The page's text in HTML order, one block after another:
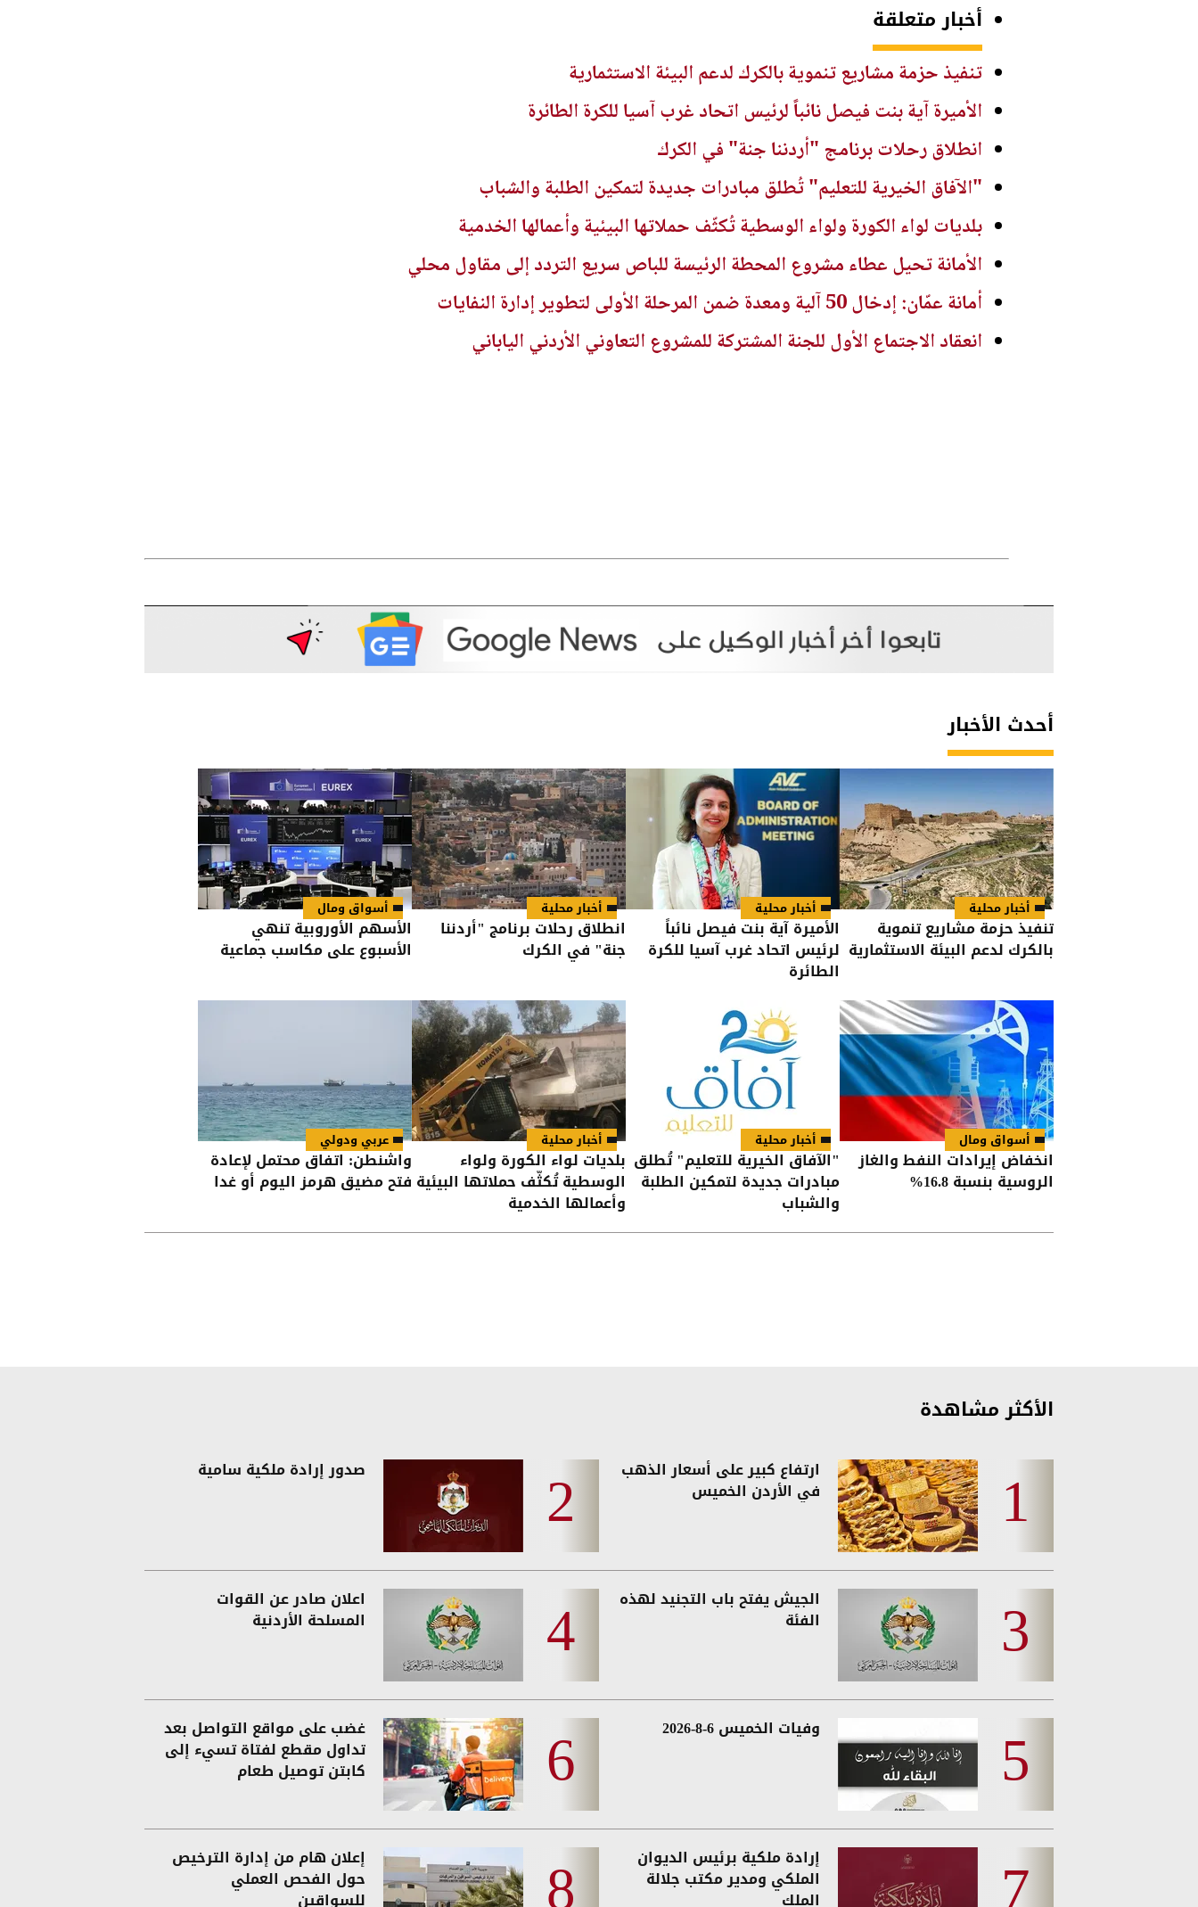
أخبار متعلقة
تنفيذ حزمة مشاريع تنموية بالكرك لدعم البيئة الاستثمارية
الأميرة آية بنت فيصل نائباً لرئيس اتحاد غرب آسيا للكرة الطائرة
انطلاق رحلات برنامج "أردننا جنة" في الكرك
"الآفاق الخيرية للتعليم" تُطلق مبادرات جديدة لتمكين الطلبة والشباب
بلديات لواء الكورة ولواء الوسطية تُكثّف حملاتها البيئية وأعمالها الخدمية
الأمانة تحيل عطاء مشروع المحطة الرئيسة للباص سريع التردد إلى مقاول محلي
أمانة عمّان: إدخال 50 آلية ومعدة ضمن المرحلة الأولى لتطوير إدارة النفايات
انعقاد الاجتماع الأول للجنة المشتركة للمشروع التعاوني الأردني الياباني
أحدث الأخبار
أخبار محلية
تنفيذ حزمة مشاريع تنموية
بالكرك لدعم البيئة الاستثمارية
أخبار محلية
الأميرة آية بنت فيصل نائباً
لرئيس اتحاد غرب آسيا للكرة
الطائرة
أخبار محلية
انطلاق رحلات برنامج "أردننا
جنة" في الكرك
أسواق ومال
الأسهم الأوروبية تنهي
الأسبوع على مكاسب جماعية
أسواق ومال
انخفاض إيرادات النفط والغاز
الروسية بنسبة 16.8%
أخبار محلية
"الآفاق الخيرية للتعليم" تُطلق
مبادرات جديدة لتمكين الطلبة
والشباب
أخبار محلية
بلديات لواء الكورة ولواء
الوسطية تُكثّف حملاتها البيئية
وأعمالها الخدمية
عربي ودولي
واشنطن: اتفاق محتمل لإعادة
فتح مضيق هرمز اليوم أو غدا
الأكثر مشاهدة
ارتفاع كبير على أسعار الذهب
في الأردن الخميس
صدور إرادة ملكية سامية
الجيش يفتح باب التجنيد لهذه
الفئة
اعلان صادر عن القوات
المسلحة الأردنية
وفيات الخميس 6-8-2026 غضب على مواقع التواصل بعد
تداول مقطع لفتاة تسيء إلى
كابتن توصيل طعام
إرادة ملكية برئيس الديوان
الملكي ومدير مكتب جلالة
الملك
إعلان هام من إدارة الترخيص
حول الفحص العملي
للسواقين